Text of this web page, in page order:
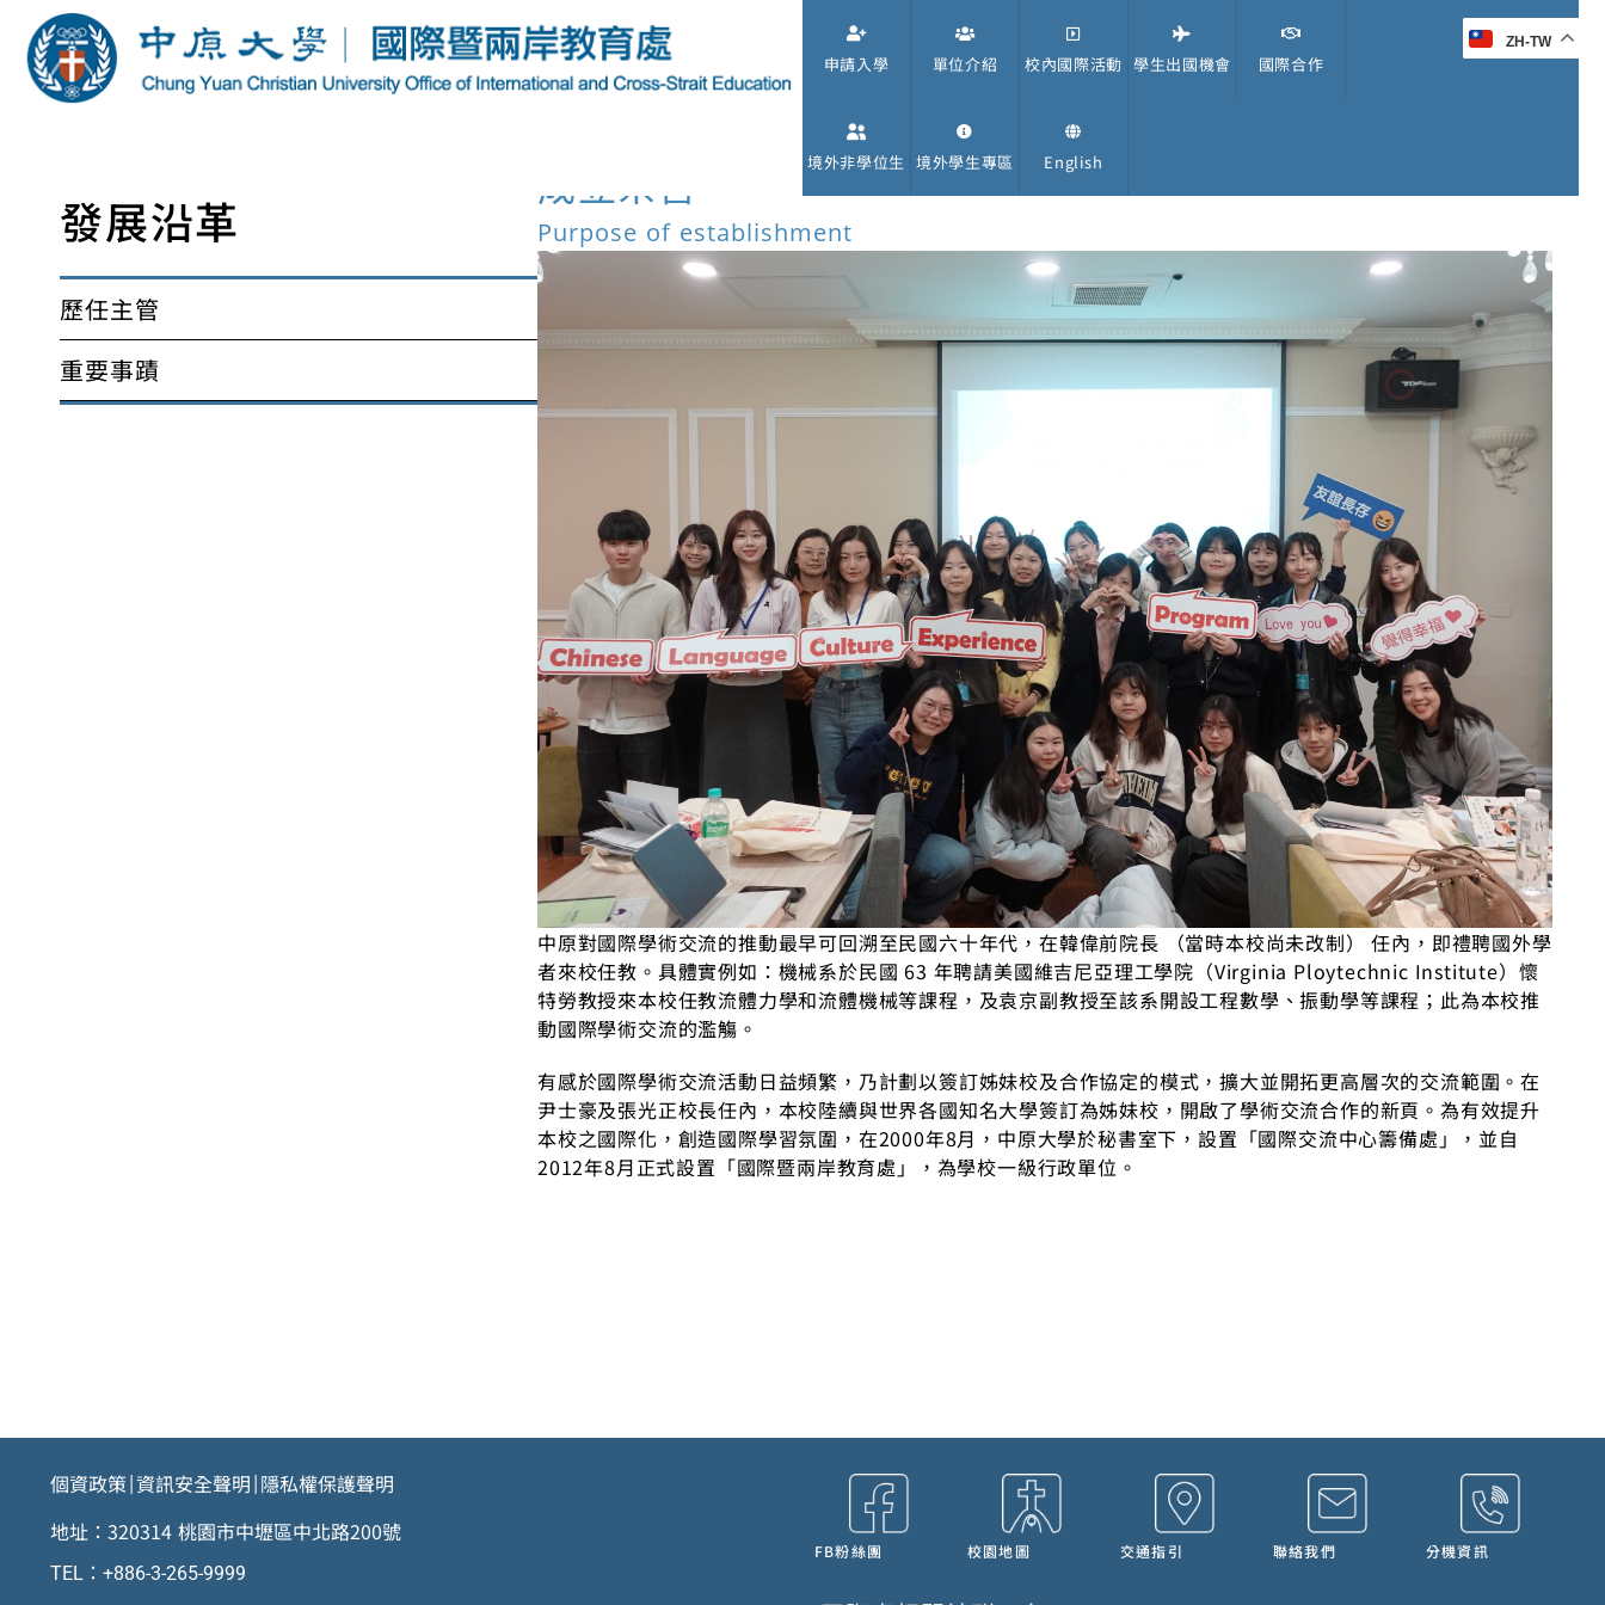
申請入學 單位介紹 校內國際活動 學生出國機會 國際合作
境外非學位生 境外學生專區 English
ZH-TW
發展沿革
歷任主管
重要事蹟
成立宗旨
Purpose of establishment
中原對國際學術交流的推動最早可回溯至民國六十年代，在韓偉前院長 （當時本校尚未改制） 任內，即禮聘國外學
者來校任教。具體實例如：機械系於民國 63 年聘請美國維吉尼亞理工學院（Virginia Ploytechnic Institute）懷
特勞教授來本校任教流體力學和流體機械等課程，及袁京副教授至該系開設工程數學、振動學等課程；此為本校推
動國際學術交流的濫觴。
有感於國際學術交流活動日益頻繁，乃計劃以簽訂姊妹校及合作協定的模式，擴大並開拓更高層次的交流範圍。在
尹士豪及張光正校長任內，本校陸續與世界各國知名大學簽訂為姊妹校，開啟了學術交流合作的新頁。為有效提升
本校之國際化，創造國際學習氛圍，在2000年8月，中原大學於秘書室下，設置「國際交流中心籌備處」，並自
2012年8月正式設置「國際暨兩岸教育處」，為學校一級行政單位。
個資政策|資訊安全聲明 | 隱私權保護聲明
地址：320314 桃園市中壢區中北路200號
TEL：+886-3-265-9999
FB粉絲團 校園地圖 交通指引 聯絡我們 分機資訊